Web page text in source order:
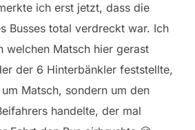
ich erst jetzt, dass die
Busses total verdreckt war. Ich
welchen Matsch hier gerast
der 6 Hinterbänkler feststellte,
Matsch, sondern um den
handelte, der mal